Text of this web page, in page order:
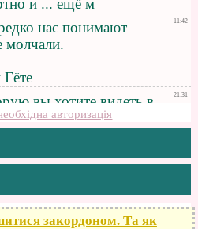
авторизація
закордоном. Та як